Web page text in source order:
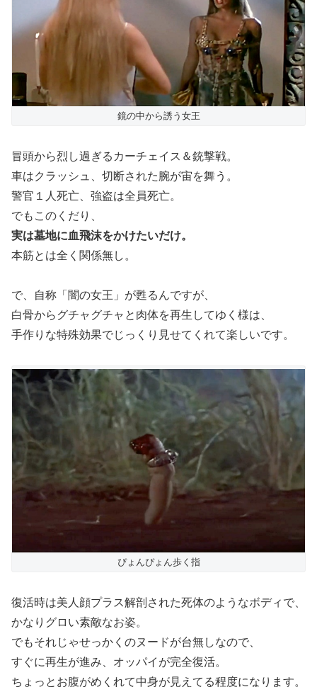
鏡の中から誘う女王
冒頭から烈し過ぎるカーチェイス＆銃撃戦。
車はクラッシュ、切断された腕が宙を舞う。
警官１人死亡、強盗は全員死亡。
でもこのくだり、
実は墓地に血飛沫をかけたいだけ。
本筋とは全く関係無し。
で、自称「闇の女王」が甦るんですが、
白骨からグチャグチャと肉体を再生してゆく様は、
手作りな特殊効果でじっくり見せてくれて楽しいです。
ぴょんぴょん歩く指
復活時は美人顔プラス解剖された死体のようなボディで、
かなりグロい素敵なお姿。
でもそれじゃせっかくのヌードが台無しなので、
すぐに再生が進み、オッパイが完全復活。
ちょっとお腹がめくれて中身が見えてる程度になります。